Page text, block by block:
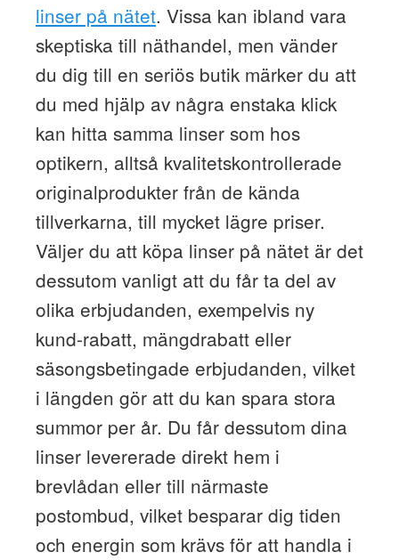
linser på nätet. Vissa kan ibland vara
skeptiska till näthandel, men vänder
du dig till en seriös butik märker du att
du med hjälp av några enstaka klick
kan hitta samma linser som hos
optikern, alltså kvalitetskontrollerade
originalprodukter från de kända
tillverkarna, till mycket lägre priser.
Väljer du att köpa linser på nätet är det
dessutom vanligt att du får ta del av
olika erbjudanden, exempelvis ny
kund-rabatt, mängdrabatt eller
säsongsbetingade erbjudanden, vilket
i längden gör att du kan spara stora
summor per år. Du får dessutom dina
linser levererade direkt hem i
brevlådan eller till närmaste
postombud, vilket besparar dig tiden
och energin som krävs för att handla i